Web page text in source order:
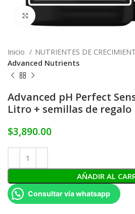
Inicio
NUTRIENTES DE
Advanced Nutrients
Advanced pH Perfect
Litro + semillas de regalo
$3,890.00
AÑADIR AL
Consultar vía whatsapp